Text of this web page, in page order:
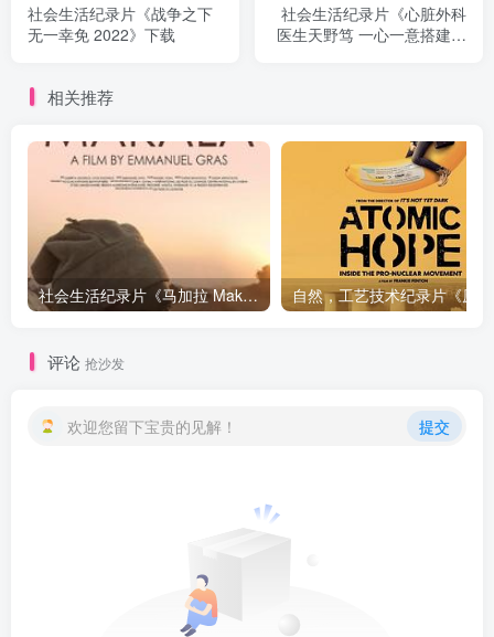
社会生活纪录片《战争之下
无一幸免 2022》下载
社会生活纪录片《心脏外科
医生天野笃 一心一意搭建未
相关推荐
社会生活纪录片《马加拉 Makala》下载
评论 抢沙发
欢迎您留下宝贵的见解！ 提交